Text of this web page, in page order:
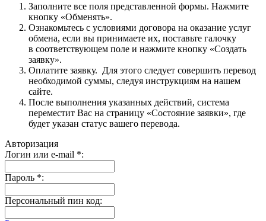
Заполните все поля представленной формы. Нажмите
кнопку «Обменять».
Ознакомьтесь с условиями договора на оказание услуг
обмена, если вы принимаете их, поставьте галочку
в соответствующем поле и нажмите кнопку «Создать
заявку».
Оплатите заявку. Для этого следует совершить перевод
необходимой суммы, следуя инструкциям на нашем
сайте.
После выполнения указанных действий, система
переместит Вас на страницу «Состояние заявки», где
будет указан статус вашего перевода.
Авторизация
Логин или e-mail *:
Пароль *:
Персональный пин код: